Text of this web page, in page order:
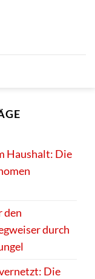
Haushalt: Die
den
durch
Die